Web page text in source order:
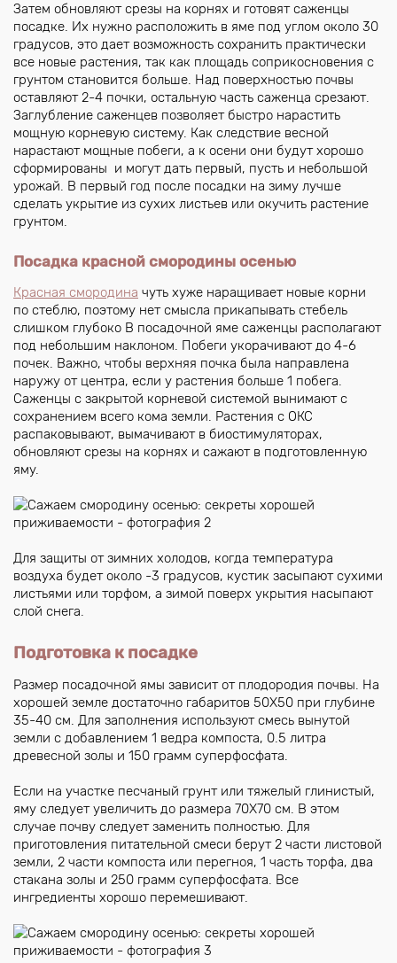
Затем обновляют срезы на корнях и готовят саженцы
посадке. Их нужно расположить в яме под углом около 30
градусов, это дает возможность сохранить практически
все новые растения, так как площадь соприкосновения с
грунтом становится больше. Над поверхностью почвы
оставляют 2-4 почки, остальную часть саженца срезают.
Заглубление саженцев позволяет быстро нарастить
мощную корневую систему. Как следствие весной
нарастают мощные побеги, а к осени они будут хорошо
сформированы и могут дать первый, пусть и небольшой
урожай. В первый год после посадки на зиму лучше
сделать укрытие из сухих листьев или окучить растение
грунтом.
Посадка красной смородины осенью
Красная смородина чуть хуже наращивает новые корни
по стеблю, поэтому нет смысла прикапывать стебель
слишком глубоко В посадочной яме саженцы располагают
под небольшим наклоном. Побеги укорачивают до 4-6
почек. Важно, чтобы верхняя почка была направлена
наружу от центра, если у растения больше 1 побега.
Саженцы с закрытой корневой системой вынимают с
сохранением всего кома земли. Растения с ОКС
распаковывают, вымачивают в биостимуляторах,
обновляют срезы на корнях и сажают в подготовленную
яму.
Для защиты от зимних холодов, когда температура
воздуха будет около -3 градусов, кустик засыпают сухими
листьями или торфом, а зимой поверх укрытия насыпают
слой снега.
Подготовка к посадке
Размер посадочной ямы зависит от плодородия почвы. На
хорошей земле достаточно габаритов 50Х50 при глубине
35-40 см. Для заполнения используют смесь вынутой
земли с добавлением 1 ведра компоста, 0.5 литра
древесной золы и 150 грамм суперфосфата.
Если на участке песчаный грунт или тяжелый глинистый,
яму следует увеличить до размера 70Х70 см. В этом
случае почву следует заменить полностью. Для
приготовления питательной смеси берут 2 части листовой
земли, 2 части компоста или перегноя, 1 часть торфа, два
стакана золы и 250 грамм суперфосфата. Все
ингредиенты хорошо перемешивают.